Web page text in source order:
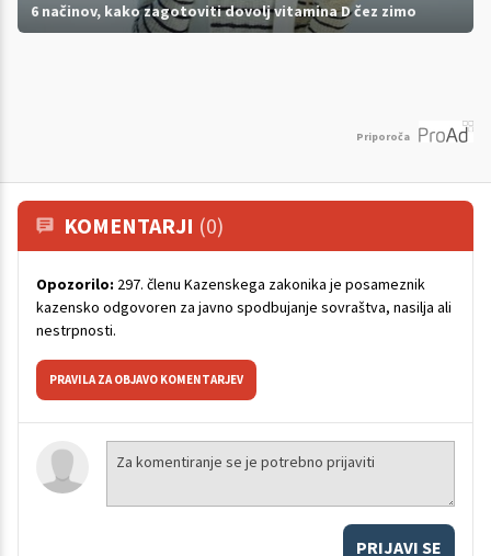
6 načinov, kako zagotoviti dovolj vitamina D čez zimo
Priporoča
KOMENTARJI (0)
Opozorilo: 297. členu Kazenskega zakonika je posameznik
kazensko odgovoren za javno spodbujanje sovraštva, nasilja ali
nestrpnosti.
PRAVILA ZA OBJAVO KOMENTARJEV
PRIJAVI SE